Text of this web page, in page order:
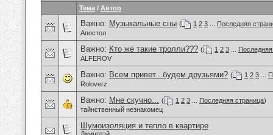
Тема / Автор
Важно: Музыкальные сны ( 1 2 3
Последняя
Апостол
Важно: Кто же такие тролли??? ( 1 2 3
ALFEROV
Важно: Всем привет...будем друзьями? ( 1 2 3
Roloverz
Важно: Мне скучно... ( 1 2 3 Последняя страница)
тайнственный незнакомец
Шумоизоляция и тепло в квартире